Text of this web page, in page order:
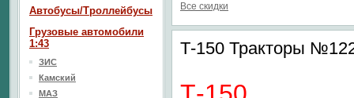
Все скидки
Т-150 Тракторы
Автобусы/Троллейбусы
Грузовые автомобили
1:43
ЗИС
Камский
МАЗ